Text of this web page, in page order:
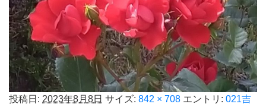
投稿日: 2023年8月8日 サイズ: 842 × 708 エントリ: 021吉